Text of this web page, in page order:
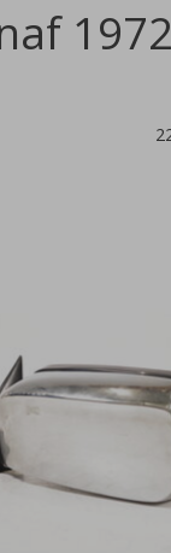
1972